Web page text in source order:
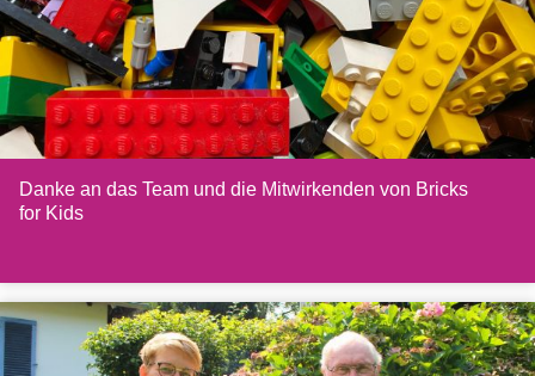
Danke an das Team und die Mitwirkenden von Bricks
for Kids